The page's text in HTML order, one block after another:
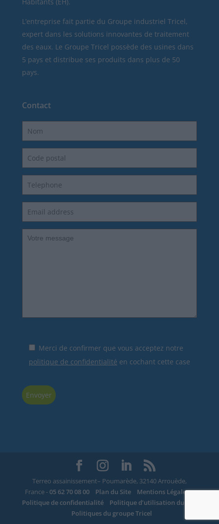
Habitants (EH).
L’entreprise fait partie du Groupe industriel Tricel,
expert dans les solutions innovantes de traitement
des eaux. Le Groupe Tricel possède des usines dans
5 pays et distribue ses produits dans plus de 50
pays.
Contact
Merci de confirmer que vous acceptez notre
politique de confidentialité en cochant cette case
Terreo assainissement– Poumarède, 32140 Arrouède,
France -05 62 70 08 00 Plan du Site
Mentions Légales
Politique de confidentialité
Politique d’utilisation du site
Politiques du groupe Tricel